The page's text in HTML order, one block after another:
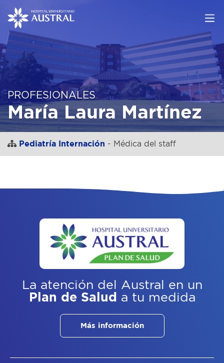
PROFESIONALES
María Laura Martínez
Pediatría Internación - Médica del staff
La atención del Austral
en un
Plan de Salud a tu medida
Más información